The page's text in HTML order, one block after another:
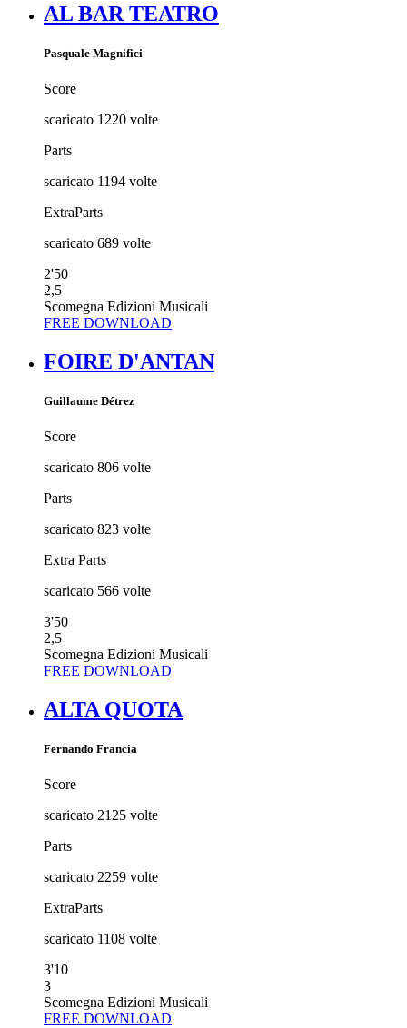
AL BAR TEATRO
Pasquale Magnifici
Score
scaricato 1220 volte
Parts
scaricato 1194 volte
ExtraParts
scaricato 689 volte
2'50
2,5
Scomegna Edizioni Musicali
FREE DOWNLOAD
FOIRE D'ANTAN
Guillaume Détrez
Score
scaricato 806 volte
Parts
scaricato 823 volte
Extra Parts
scaricato 566 volte
3'50
2,5
Scomegna Edizioni Musicali
FREE DOWNLOAD
ALTA QUOTA
Fernando Francia
Score
scaricato 2125 volte
Parts
scaricato 2259 volte
ExtraParts
scaricato 1108 volte
3'10
3
Scomegna Edizioni Musicali
FREE DOWNLOAD